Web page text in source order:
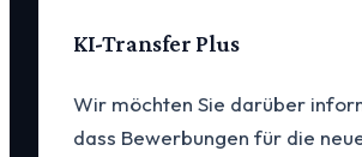
KI-Transfer Plus
Wir möchten Sie darüber
dass Bewerbungen für die